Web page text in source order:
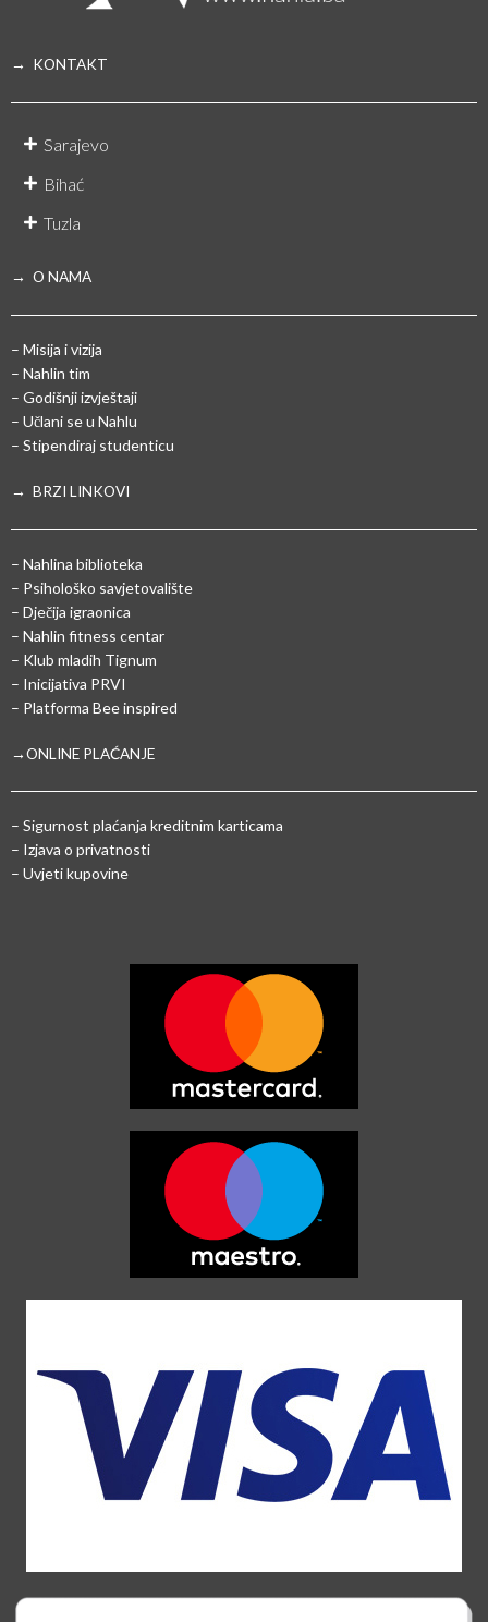
→ KONTAKT
Sarajevo
Bihać
Tuzla
→ O NAMA
– Misija i vizija
– Nahlin tim
– Godišnji izvještaji
– Učlani se u Nahlu
– Stipendiraj studenticu
→ BRZI LINKOVI
– Nahlina biblioteka
– Psihološko savjetovalište
– Dječija igraonica
– Nahlin fitness centar
– Klub mladih Tignum
– Inicijativa PRVI
– Platforma Bee inspired
→ONLINE PLAĆANJE
– Sigurnost plaćanja kreditnim karticama
– Izjava o privatnosti
– Uvjeti kupovine